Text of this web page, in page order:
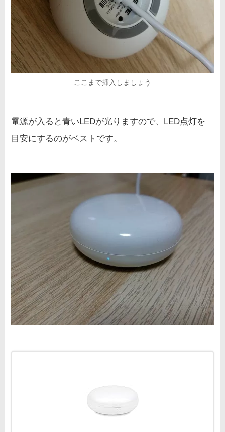
ここまで挿入しましょう
電源が入ると青いLEDが光りますので、LED点灯を
目安にするのがベストです。